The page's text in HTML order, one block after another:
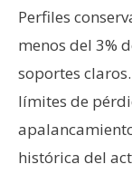
Perfiles
menos del 3%
soportes
límites de
histórica del